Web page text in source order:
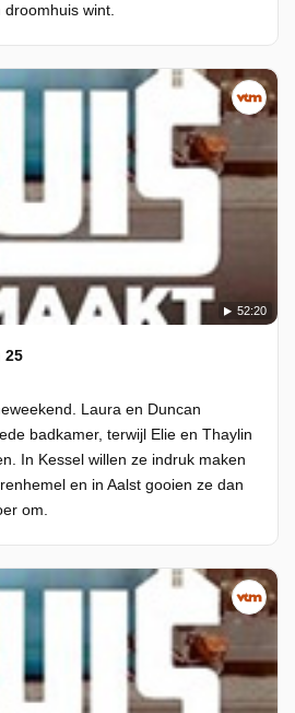
wint.
52:20
25
Laura en Duncan
badkamer, terwijl Elie en Thaylin
In Kessel willen ze indruk maken
en in Aalst gooien ze dan
om.